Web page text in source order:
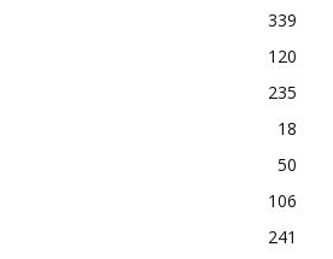
339
120
235
18
50
106
241